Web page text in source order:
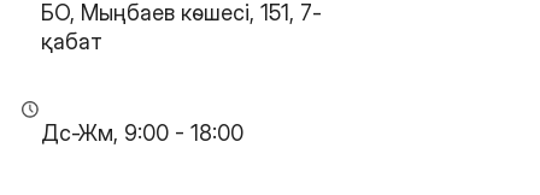
БО, Мыңбаев көшесі, 151, 7-
қабат
Дс-Жм, 9:00 - 18:00